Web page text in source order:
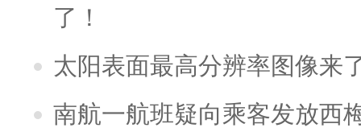
了！
太阳表面最高分辨率图像来
南航一航班疑向乘客发放西